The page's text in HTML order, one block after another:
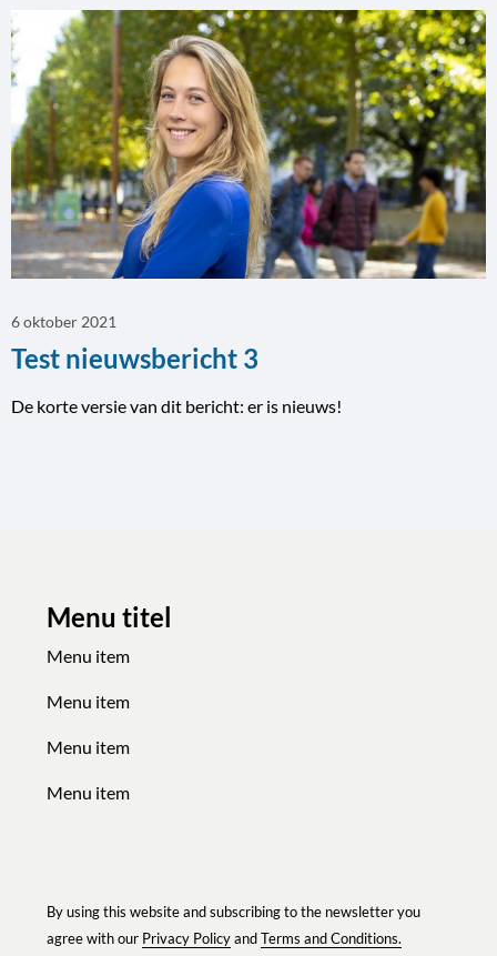
6 oktober 2021
Test nieuwsbericht 3
De korte versie van dit bericht: er is nieuws!
Lees
meer
over
Menu titel
Menu item
Menu item
Menu item
Menu item
By using this website and subscribing to the newsletter you
agree with our Privacy PolicyandTerms and Conditions.